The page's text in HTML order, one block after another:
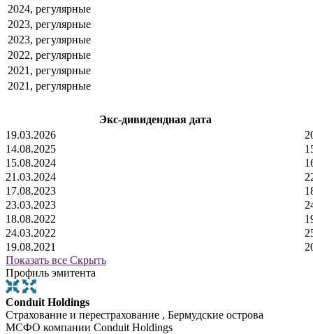
2024, регулярные
2023, регулярные
2023, регулярные
2022, регулярные
2021, регулярные
2021, регулярные
Экс-дивидендная дата
19.03.2026
14.08.2025
15.08.2024
21.03.2024
17.08.2023
23.03.2023
18.08.2022
24.03.2022
19.08.2021
Показать все Скрыть
Профиль эмитента
Conduit Holdings
Страхование и перестрахование , Бермудские острова
МСФО компании Conduit Holdings